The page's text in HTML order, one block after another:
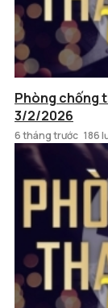
Phòng chống
3/2/2026
6 tháng trước 186